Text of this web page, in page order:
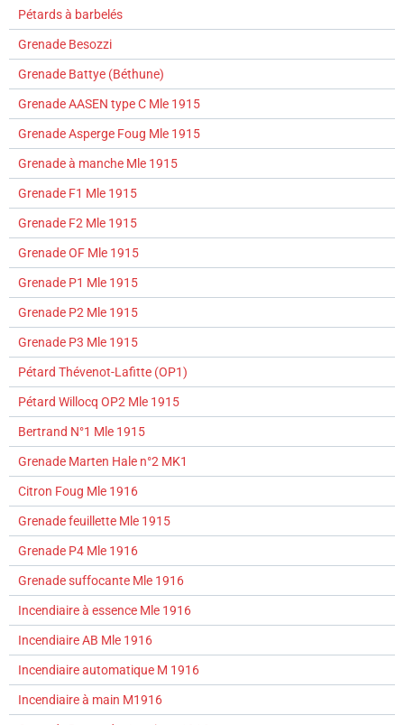
Pétards à barbelés
Grenade Besozzi
Grenade Battye (Béthune)
Grenade AASEN type C Mle 1915
Grenade Asperge Foug Mle 1915
Grenade à manche Mle 1915
Grenade F1 Mle 1915
Grenade F2 Mle 1915
Grenade OF Mle 1915
Grenade P1 Mle 1915
Grenade P2 Mle 1915
Grenade P3 Mle 1915
Pétard Thévenot-Lafitte (OP1)
Pétard Willocq OP2 Mle 1915
Bertrand N°1 Mle 1915
Grenade Marten Hale n°2 MK1
Citron Foug Mle 1916
Grenade feuillette Mle 1915
Grenade P4 Mle 1916
Grenade suffocante Mle 1916
Incendiaire à essence Mle 1916
Incendiaire AB Mle 1916
Incendiaire automatique M 1916
Incendiaire à main M1916